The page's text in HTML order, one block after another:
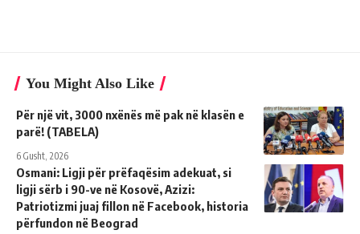
You Might Also Like
Për një vit, 3000 nxënës më pak në klasën e
parë! (TABELA)
6 Gusht, 2026
Osmani: Ligji për prëfaqësim adekuat, si
ligji sërb i 90-ve në Kosovë, Azizi:
Patriotizmi juaj fillon në Facebook, historia
përfundon në Beograd